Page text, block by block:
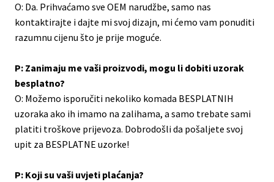
O: Da. Prihvaćamo sve OEM narudžbe, samo nas
kontaktirajte i dajte mi svoj dizajn, mi ćemo vam ponuditi
razumnu cijenu što je prije moguće.
P: Zanimaju me vaši proizvodi, mogu li dobiti uzorak
besplatno?
O: Možemo isporučiti nekoliko komada BESPLATNIH
uzoraka ako ih imamo na zalihama, a samo trebate sami
platiti troškove prijevoza. Dobrodošli da pošaljete svoj
upit za BESPLATNE uzorke!
P: Koji su vaši uvjeti plaćanja?